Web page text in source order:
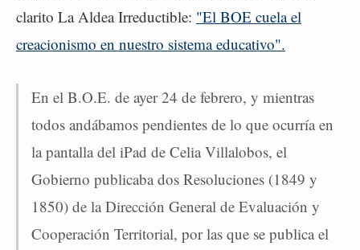
clarito La Aldea Irreductible: "El BOE cuela el
creacionismo en nuestro sistema educativo".
En el B.O.E. de ayer 24 de febrero, y mientras
todos andábamos pendientes de lo que ocurría en
la pantalla del iPad de Celia Villalobos, el
Gobierno publicaba dos Resoluciones (1849 y
1850) de la Dirección General de Evaluación y
Cooperación Territorial, por las que se publica el